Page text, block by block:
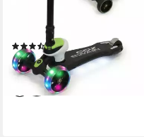
LED-Leuchtrollen, klappbar
max. Benutzergewicht
(6)
24,99 €
lieferbar - in 3-4 Werktagen bei dir